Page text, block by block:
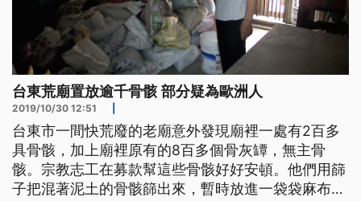
台東荒廟置放逾千骨骸 部分疑為歐洲人
2019/10/30 12:51
台東市一間快荒廢的老廟意外發現廟裡一處有2百多
具骨骸，加上廟裡原有的8百多個骨灰罈，無主骨
骸。宗教志工在募款幫這些骨骸好好安頓。他們用篩
子把混著泥土的骨骸篩出來，暫時放進一袋袋麻布袋